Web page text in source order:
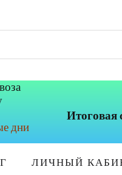
дни
Итоговая
ЛИЧНЫЙ